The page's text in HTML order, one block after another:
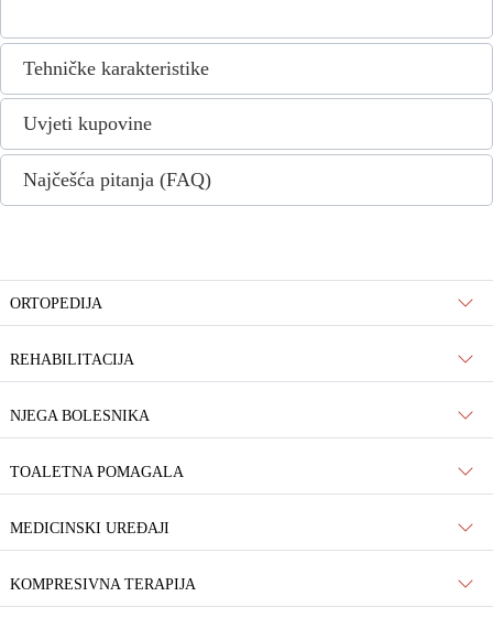
ORTOPEDIJA
REHABILITACIJA
NJEGA BOLESNIKA
TOALETNA POMAGALA
MEDICINSKI UREĐAJI
KOMPRESIVNA TERAPIJA
Tehničke karakteristike
Uvjeti kupovine
Najčešća pitanja (FAQ)